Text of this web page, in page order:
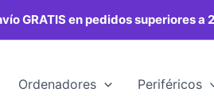
GRATIS en pedidos superiores a
Ordenadores Periféricos